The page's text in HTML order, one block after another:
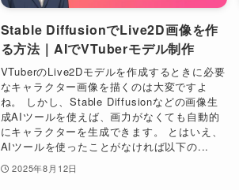
Stable DiffusionでLive2D画像を作
る方法｜AIでVTuberモデル制作
VTuberのLive2Dモデルを作成するときに必要
なキャラクター画像を描くのは大変ですよ
ね。 しかし、Stable Diffusionなどの画像生
成AIツールを使えば、画力がなくても自動的
にキャラクターを生成できます。 とはいえ、
AIツールを使ったことがなければ以下の...
2025年8月12日